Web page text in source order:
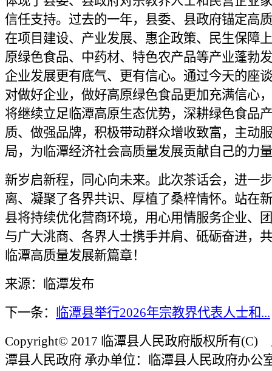
信任支持。过去的一年，县委、县政府锚定高
在项目建设、产业发展、惠企政策、民生保障
原绿色食品、中药材、特色农产品等产业蓬勃
企业发展更有底气、更有信心。通过今天的座
对做好企业，做好高原绿色食品更加充满信心
将继续立足临潭高原生态优势，深耕绿色食品
质、做强品牌，积极带动群众增收致富，主动
局，为临潭经济社会高质量发展贡献自己的力
新岁启新程，同心向未来。此次茶话会，进一
离、凝聚了各界共识、厚植了桑梓情怀。站在
县将持续优化营商环境，用心用情服务企业、
与广大洮商、各界人士携手并肩、砥砺奋进，
临潭高质量发展新篇章！
来源：临潭发布
下一条： 临潭县举行2026年宗教界代表人士和...
Copyright© 2017 临潭县人民政府版权所有(C)
潭县人民政府 承办单位：临潭县人民政府办